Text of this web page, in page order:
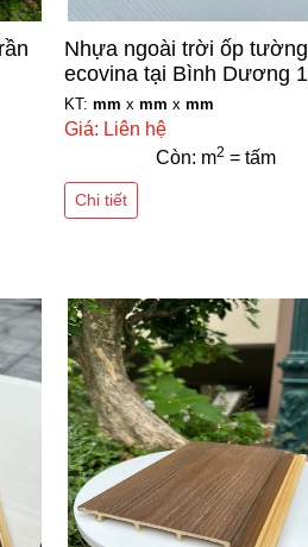
Nhựa ngoài trời ốp
ecovina tại Bình Dương
KT: mm x mm x mm
Giá: Liên hệ
Còn: m2 = tấm
Chi tiết